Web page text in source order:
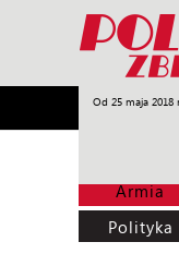
Od 25 maja 2018
Armia
Armia
Polityka